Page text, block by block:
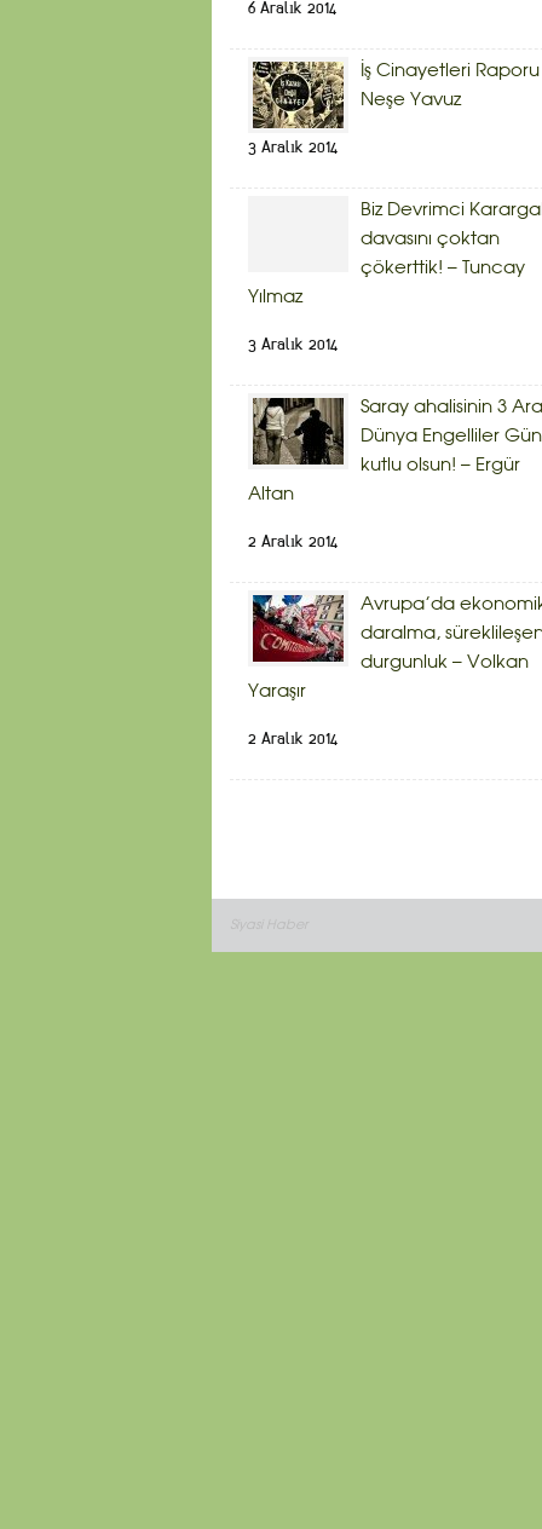
6 Aralık 2014
İş Cinayetleri Raporu
Neşe Yavuz
3 Aralık 2014
Biz Devrimci
davasını çoktan
çökerttik! – Tuncay
Yılmaz
3 Aralık 2014
Saray ahalisinin 3
Dünya Engelliler
kutlu olsun! – Ergür
Altan
2 Aralık 2014
Avrupa’da
daralma,
durgunluk – Volkan
Yaraşır
2 Aralık 2014
Siyasi Haber